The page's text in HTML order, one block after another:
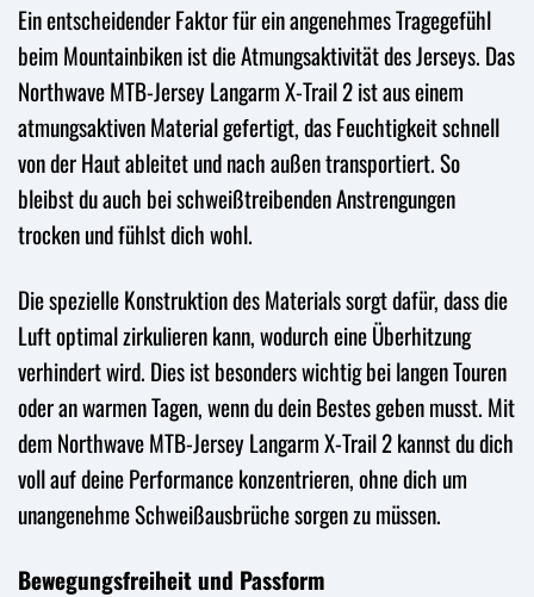
Ein entscheidender Faktor für ein angenehmes Tragegefühl
beim Mountainbiken ist die Atmungsaktivität des Jerseys. Das
Northwave MTB-Jersey Langarm X-Trail 2 ist aus einem
atmungsaktiven Material gefertigt, das Feuchtigkeit schnell
von der Haut ableitet und nach außen transportiert. So
bleibst du auch bei schweißtreibenden Anstrengungen
trocken und fühlst dich wohl.
Die spezielle Konstruktion des Materials sorgt dafür, dass die
Luft optimal zirkulieren kann, wodurch eine Überhitzung
verhindert wird. Dies ist besonders wichtig bei langen Touren
oder an warmen Tagen, wenn du dein Bestes geben musst. Mit
dem Northwave MTB-Jersey Langarm X-Trail 2 kannst du dich
voll auf deine Performance konzentrieren, ohne dich um
unangenehme Schweißausbrüche sorgen zu müssen.
Bewegungsfreiheit und Passform